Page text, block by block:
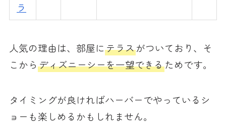
ラ
人気の理由は、部屋にテラスがついており、そ
こから ディズニーシーを一望できるためです。
タイミングが良ければハーバーでやっているシ
ョーも楽しめるかもしれません。